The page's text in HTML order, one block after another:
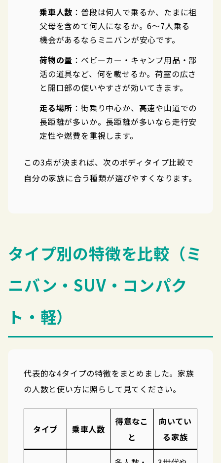
乗車人数 ：普段は何人で乗るか、たまに祖
父母を含めて何人になるか。6〜7人乗る
機会があるならミニバンが安心です。
荷物の量 ：ベビーカー・キャンプ用品・部
活の道具など、何を載せるか。荷室の広さ
と開口部の使いやすさが効いてきます。
走る場所 ：街乗り中心か、高速や山道での
長距離が多いか。長距離が多いなら走行安
定性や燃費を重視します。
この3点が決まれば、次のボディタイプ比較で
自分の家族に合う種類が選びやすくなります。
タイプ別の特徴を比較（ミ
ニバン・SUV・コンパク
ト・軽）
代表的な4タイプの特徴をまとめました。家族
の人数と使い方に照らして見てください。
タイプ 乗車人数
得意なこ
と
向いてい
る家族